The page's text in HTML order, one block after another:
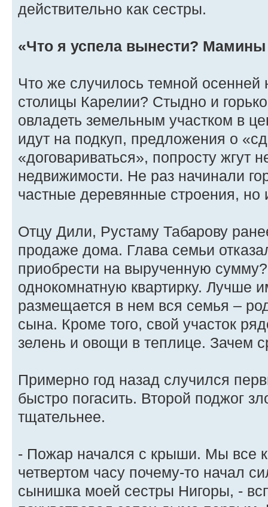
действительно как сестры.
«Что я успела вынести?
Что же случилось темной осенней
столицы Карелии? Стыдно и
овладеть земельным участком в
идут на подкуп, предложения о
«договариваться», попросту жгут
недвижимости. Не раз начинали
частные деревянные строения, но
Отцу Дили, Рустаму Табарову
продаже дома. Глава семьи
приобрести на вырученную
однокомнатную квартирку. Лучше
размещается в нем вся семья –
сына. Кроме того, свой участок
зелень и овощи в теплице. Зачем
Примерно год назад случился
быстро погасить. Второй поджог
тщательнее.
- Пожар начался с крыши. Мы все
четвертом часу почему-то начал
сынишка моей сестры Нигоры, -